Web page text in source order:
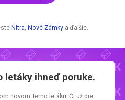
Nitra, Nové Zámky a ďalšie.
letákyihneď poruke.
novom Terno letáku. Či už pre